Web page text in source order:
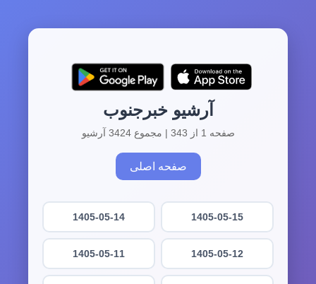
آرشیو خبرجنوب
صفحه 1 از 343 | مجموع 3424 آرشیو
صفحه اصلی
1405-05-15
1405-05-14
1405-05-12
1405-05-11